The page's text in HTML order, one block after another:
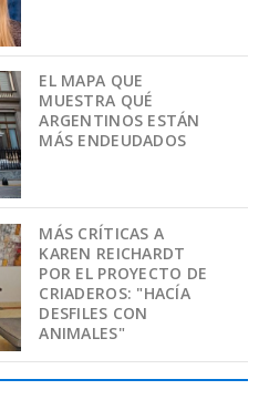
EL MAPA QUE
MUESTRA QUÉ
ARGENTINOS ESTÁN
MÁS ENDEUDADOS
MÁS CRÍTICAS A
KAREN REICHARDT
POR EL PROYECTO DE
CRIADEROS: "HACÍA
DESFILES CON
ANIMALES"